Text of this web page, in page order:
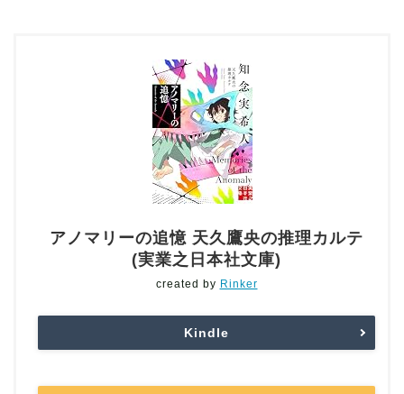
アノマリーの追憶 天久鷹央の推理カルテ
(実業之日本社文庫)
created by Rinker
Kindle